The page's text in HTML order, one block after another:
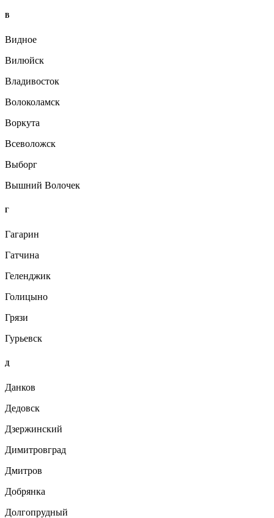
В
Видное
Вилюйск
Владивосток
Волоколамск
Воркута
Всеволожск
Выборг
Вышний Волочек
Г
Гагарин
Гатчина
Геленджик
Голицыно
Грязи
Гурьевск
Д
Данков
Дедовск
Дзержинский
Димитровград
Дмитров
Добрянка
Долгопрудный